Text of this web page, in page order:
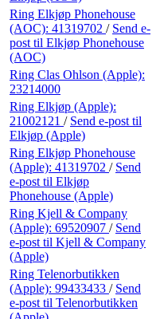
Ring Elkjøp Phonehouse
(AOC): 41319702 / Send e-
post til Elkjøp Phonehouse
(AOC)
Ring Clas Ohlson (Apple):
23214000
Ring Elkjøp (Apple):
21002121 / Send e-post til
Elkjøp (Apple)
Ring Elkjøp Phonehouse
(Apple): 41319702 / Send
e-post til Elkjøp
Phonehouse (Apple)
Ring Kjell & Company
(Apple): 69520907 / Send
e-post til Kjell & Company
(Apple)
Ring Telenorbutikken
(Apple): 99433433 / Send
e-post til Telenorbutikken